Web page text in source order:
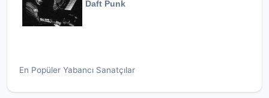
Daft Punk
En Popüler Yabancı Sanatçılar